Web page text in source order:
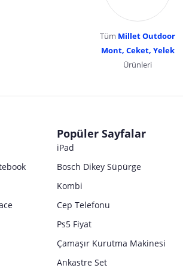
Tüm Millet Outdoor
Mont, Ceket, Yelek
Ürünleri
Popüler Sayfalar
iPad
Bosch Dikey Süpürge
Kombi
Cep Telefonu
Ps5 Fiyat
Çamaşır Kurutma Makinesi
Ankastre Set